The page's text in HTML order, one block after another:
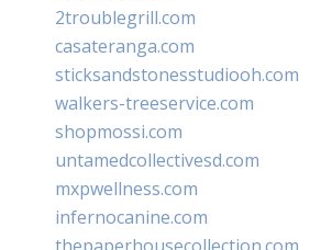
2troublegrill.com
casateranga.com
sticksandstonesstudiooh.com
walkers-treeservice.com
shopmossi.com
untamedcollectivesd.com
mxpwellness.com
infernocanine.com